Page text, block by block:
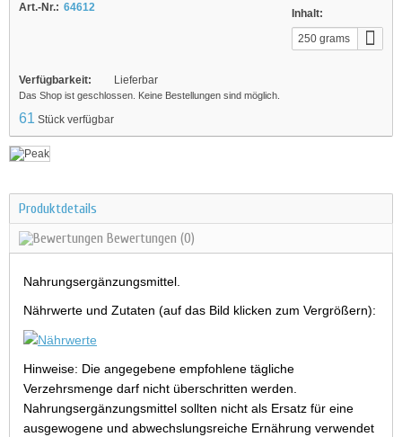
Inhalt:
250 grams
Art.-Nr.: 64612
Verfügbarkeit: Lieferbar
Das Shop ist geschlossen. Keine Bestellungen sind möglich.
61 Stück verfügbar
Produktdetails
Bewertungen (0)
Nahrungsergänzungsmittel.
Nährwerte und Zutaten (auf das Bild klicken zum Vergrößern):
Hinweise: Die angegebene empfohlene tägliche
Verzehrsmenge darf nicht überschritten werden.
Nahrungsergänzungsmittel sollten nicht als Ersatz für eine
ausgewogene und abwechslungsreiche Ernährung verwendet